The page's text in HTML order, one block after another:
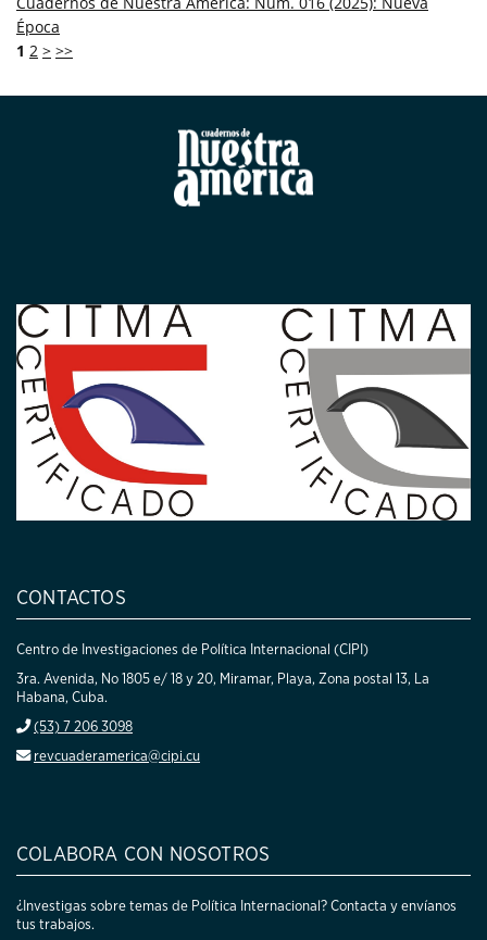
Época
1 2 > >>
CONTACTOS
Centro de Investigaciones de Política Internacional (CIPI)
3ra. Avenida, No 1805 e/ 18 y 20, Miramar, Playa, Zona postal 13, La
Habana, Cuba.
(53) 7 206 3098
revcuaderamerica@cipi.cu
COLABORA CON NOSOTROS
¿Investigas sobre temas de Política Internacional? Contacta y envíanos
tus trabajos.